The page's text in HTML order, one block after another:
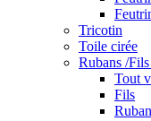
Tricotin
Toile cirée
Rubans /
Tout
Fils